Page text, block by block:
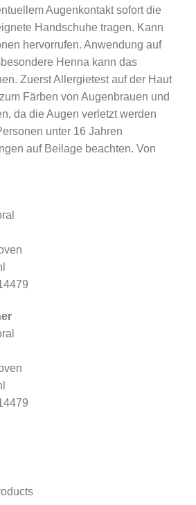
Augenkontakt sofort die
Handschuhe tragen. Kann
hervorrufen. Anwendung auf
Henna kann das
Zuerst Allergietest auf der Haut
Färben von Augenbrauen und
da die Augen verletzt werden
unter 16 Jahren
auf Beilage beachten. Von